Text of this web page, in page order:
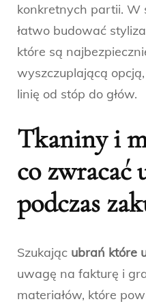
konkretnych partii. W
łatwo budować
które są
wyszczuplającą
linię od stóp do głów.
Tkaniny i
co zwracać
podczas
Szukając ubrań które
uwagę na fakturę i
materiałów, które